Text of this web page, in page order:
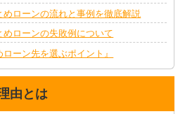
めローンの流れと事例を徹底解説
ローンの失敗例について
ーン先を選ぶポイント』
由とは